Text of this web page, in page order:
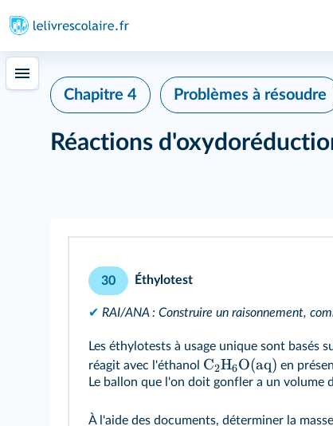
Chapitre 4 Problèmes à résoudre
Réactions
30 Éthylotest
✔ RAI/ANA : Construire un raisonnement,
Les éthylotests à usage unique sont
réagit avec l'éthanol C2H6O(aq) en
Le ballon que l'on doit gonfler a un volume
À l'aide des documents, déterminer la